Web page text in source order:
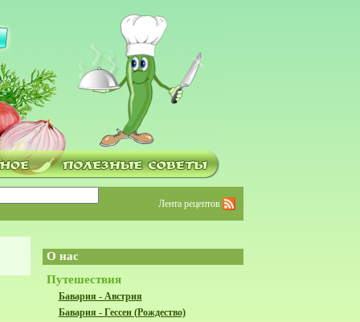
Лента рецептов
О нас
Путешествия
Бавария - Австрия
Бавария - Гессен (Рождество)